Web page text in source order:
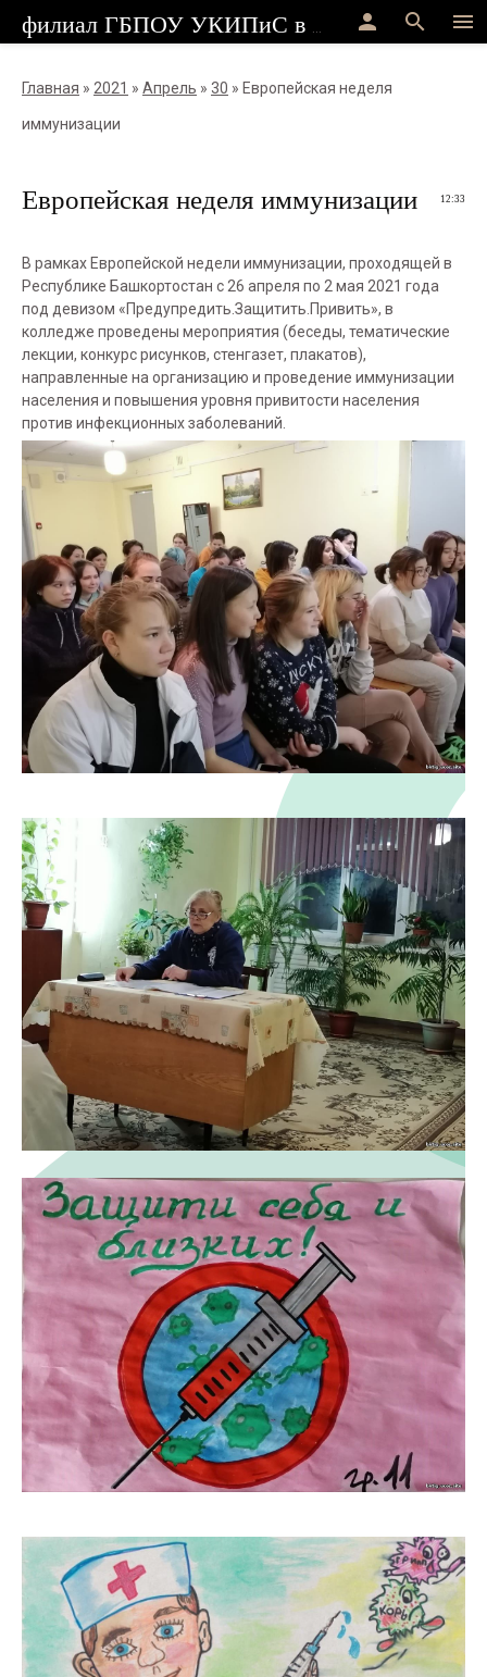
menu
search
person
Главная » 2021 » Апрель » 30 » Европейская неделя
иммунизации
12:33
Европейская неделя иммунизации
В рамках Европейской недели иммунизации, проходящей в
Республике Башкортостан с 26 апреля по 2 мая 2021 года
под девизом «Предупредить.Защитить.Привить», в
колледже проведены мероприятия (беседы, тематические
лекции, конкурс рисунков, стенгазет, плакатов),
направленные на организацию и проведение иммунизации
населения и повышения уровня привитости населения
против инфекционных заболеваний.